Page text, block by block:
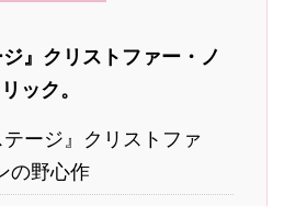
ジ』クリストファー・ノ
ック。
テージ』クリストファ
の野心作